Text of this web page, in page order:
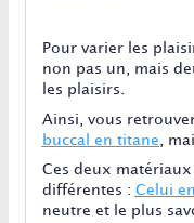
Pour varier les
non pas un, mais
les plaisirs.
Ainsi, vous
buccal en titane ,
Ces deux
différentes : Celui
neutre et le plus